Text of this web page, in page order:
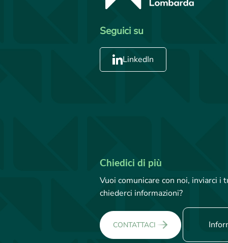
Seguici su
LinkedIn
Chiedici di più
Vuoi comunicare con noi, inviarci
chiederci informazioni?
CONTATTACI